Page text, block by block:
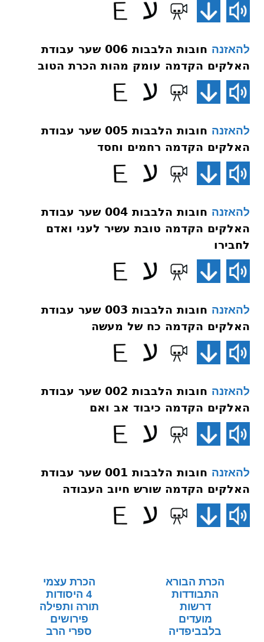
להאזנה
חובות הלבבות 006 שער עבודת
האלקים הקדמה עומק מהות הכרת הטוב
להאזנה
חובות הלבבות 005 שער עבודת
האלקים הקדמה רחמים וחסד
להאזנה
חובות הלבבות 004 שער עבודת
האלקים הקדמה טובת עשיר לעני ואדם
לחבירו
להאזנה
חובות הלבבות 003 שער עבודת
האלקים הקדמה כח של מעשה
להאזנה
חובות הלבבות 002 שער עבודת
האלקים הקדמה כיבוד אב ואם
להאזנה
חובות הלבבות 001 שער עבודת
האלקים הקדמה שורש חיוב העבודה
הכרת הבורא
הכרת עצמי
התבודדות
4 היסודות
דרשות
תורה ותפילה
מועדים
פירושים
בלבביפדיה
ספרי הרב